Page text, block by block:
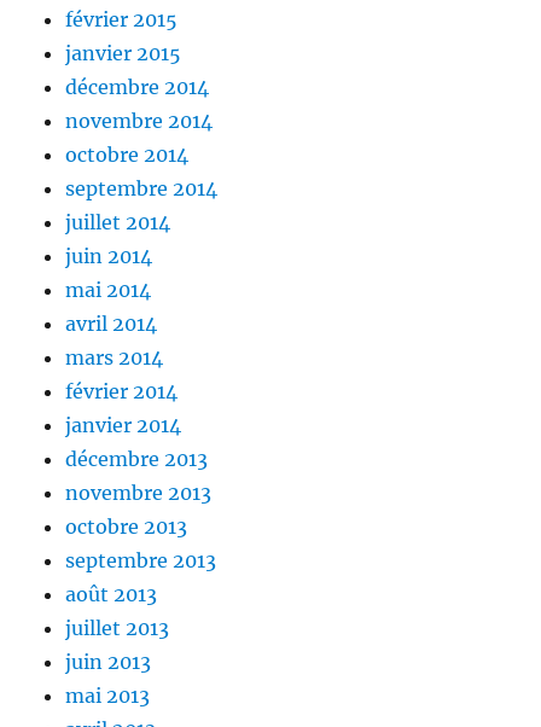
février 2015
janvier 2015
décembre 2014
novembre 2014
octobre 2014
septembre 2014
juillet 2014
juin 2014
mai 2014
avril 2014
mars 2014
février 2014
janvier 2014
décembre 2013
novembre 2013
octobre 2013
septembre 2013
août 2013
juillet 2013
juin 2013
mai 2013